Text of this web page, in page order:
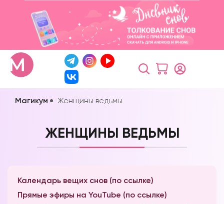
Магикум Женщины ведьмы
ЖЕНЩИНЫ ВЕДЬМЫ
Календарь вещих снов (по ссылке)
Прямые эфиры на YouTube (по ссылке)